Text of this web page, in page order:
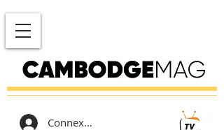
Connexion